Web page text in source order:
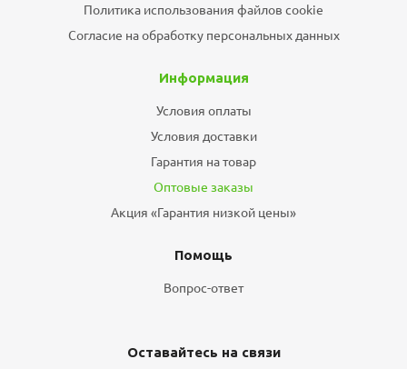
Политика использования файлов cookie
Согласие на обработку персональных данных
Информация
Условия оплаты
Условия доставки
Гарантия на товар
Оптовые заказы
Акция «Гарантия низкой цены»
Помощь
Вопрос-ответ
Оставайтесь на связи